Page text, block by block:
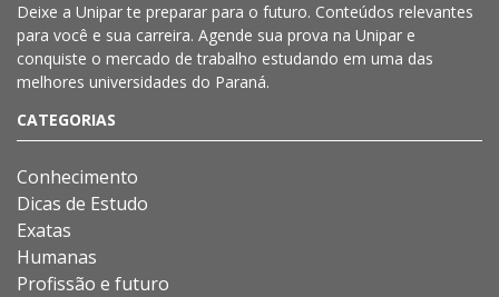
Deixe a Uniparte preparar para o futuro. Conteúdos relevantes
para você e sua carreira. Agende sua prova na Unipar e
conquiste o mercado de trabalho estudando em uma das
melhores universidades do Paraná.
CATEGORIAS
Conhecimento
Dicas de Estudo
Exatas
Humanas
Profissão e futuro